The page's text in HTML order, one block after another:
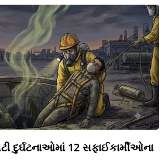
દુર્ઘટનાઓમાં 12 સફાઈકાર્મીઓના